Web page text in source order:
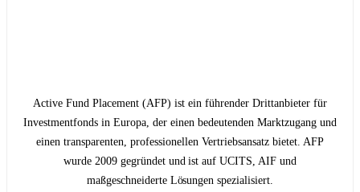
Active Fund Placement (AFP) ist ein führender Drittanbieter für
Investmentfonds in Europa, der einen bedeutenden Marktzugang und
einen transparenten, professionellen Vertriebsansatz bietet. AFP
wurde 2009 gegründet und ist auf UCITS, AIF und
maßgeschneiderte Lösungen spezialisiert.